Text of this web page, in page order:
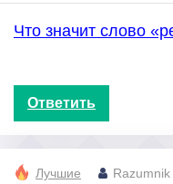
Что значит слово
Ответить
Лучшие Razumnik